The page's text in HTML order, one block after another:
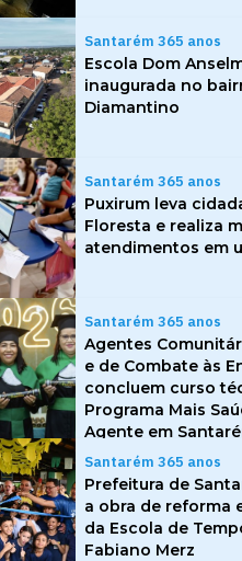
Santarém 365 anos
Escola Dom
inaugurada no
Diamantino
Santarém 365 anos
Puxirum leva
Floresta e realiza
atendimentos em
Santarém 365 anos
Agentes
e de Combate às
concluem curso
Programa Mais
Agente em
Santarém 365 anos
Prefeitura de
a obra de reforma
da Escola de
Fabiano Merz